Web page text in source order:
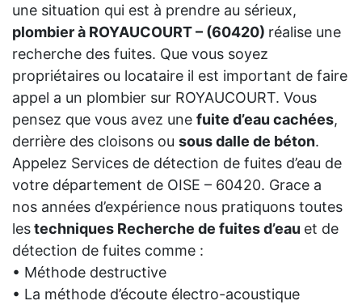
une situation qui est à prendre au sérieux,
plombier à ROYAUCOURT – (60420) réalise une
recherche des fuites. Que vous soyez
propriétaires ou locataire il est important de faire
appel a un plombier sur ROYAUCOURT. Vous
pensez que vous avez une fuite d’eau cachées,
derrière des cloisons ou sous dalle de béton.
Appelez Services de détection de fuites d’eau de
votre département de OISE – 60420. Grace a
nos années d’expérience nous pratiquons toutes
lestechniques Recherche de fuites d’eau et de
détection de fuites comme :
• Méthode destructive
• La méthode d’écoute électro-acoustique